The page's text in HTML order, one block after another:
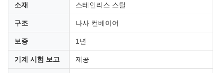
소재 스테인리스 스틸
구조 나사 컨베이어
보증 1년
기계 시험 보고 제공